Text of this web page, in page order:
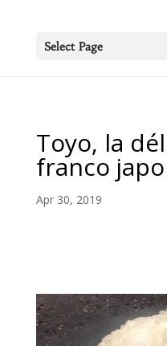
Select Page
Toyo, la
franco
Apr 30, 2019